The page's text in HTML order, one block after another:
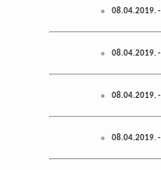
08.04.2019.-
08.04.2019.-
08.04.2019.-
08.04.2019.-